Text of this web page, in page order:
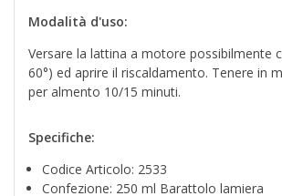
Modalità d'uso:
Versare la lattina a motore possibilmente
60°) ed aprire il riscaldamento. Tenere in
per almento 10/15 minuti.
Specifiche:
Codice Articolo: 2533
Confezione: 250 ml Barattolo lamiera